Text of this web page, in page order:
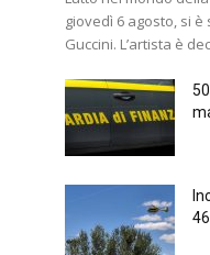
giovedì 6 agosto, si è
Guccini. L’artista è